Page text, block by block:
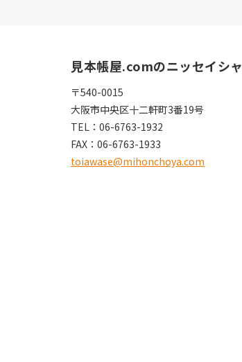
見本帳屋.comのニッセイシャ
〒540-0015
大阪市中央区十二軒町3番19号
TEL： 06-6763-1932
FAX： 06-6763-1933
toiawase@mihonchoya.com